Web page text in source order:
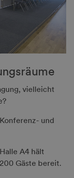
vielleicht
und
A4 hält
Gäste bereit.